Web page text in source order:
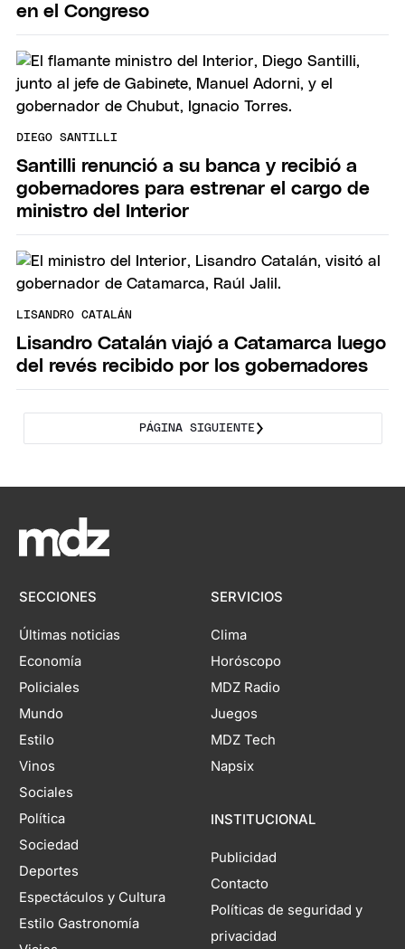
en el Congreso
DIEGO SANTILLI
Santilli renunció a su banca y recibió a
gobernadores para estrenar el cargo de
ministro del Interior
LISANDRO CATALÁN
Lisandro Catalán viajó a Catamarca luego
del revés recibido por los gobernadores
PÁGINA SIGUIENTE
SECCIONES
Últimas noticias
Economía
Policiales
Mundo
Estilo
Vinos
Sociales
Política
Sociedad
Deportes
Espectáculos y Cultura
Estilo Gastronomía
SERVICIOS
Clima
Horóscopo
MDZ Radio
Juegos
MDZ Tech
Napsix
INSTITUCIONAL
Publicidad
Contacto
Políticas de seguridad y
privacidad